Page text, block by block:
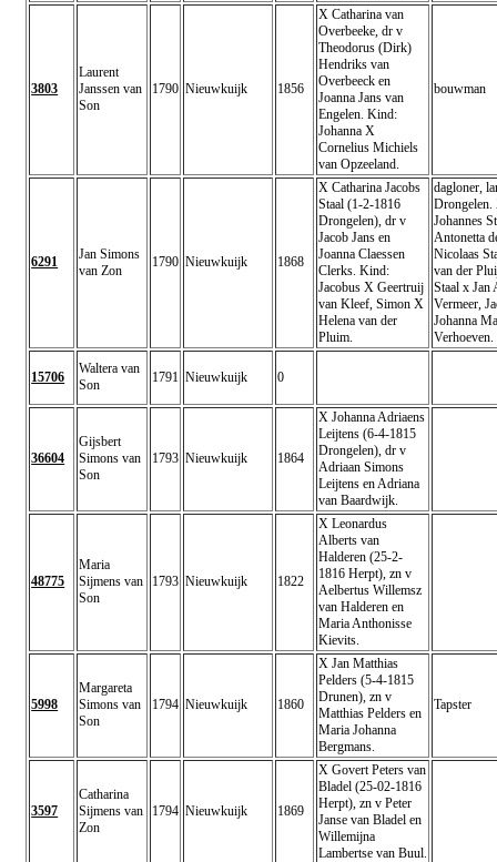
3803
Laurent
Janssen van
Son
1790 Nieuwkuijk 1856
X Catharina van
Overbeeke, dr v
Theodorus (Dirk)
Hendriks van
Overbeeck en
Joanna Jans van
Engelen. Kind:
Johanna X
Cornelius Michiels
van Opzeeland.
bouwman
6291
Jan Simons
van Zon
1790 Nieuwkuijk 1868
X Catharina Jacobs
Staal (1-2-1816
Drongelen), dr v
Jacob Jans en
Joanna Claessen
Clerks. Kind:
Jacobus X Geertruij
van Kleef, Simon X
Helena van der
Pluim.
dagloner,
Drongelen.
Johannes
Antonetta
Nicolaas
van der
Staal x Jan
Vermeer,
Johanna
Verhoeven.
15706
Waltera van
Son
1791 Nieuwkuijk 0
36604
Gijsbert
Simons van
Son
1793 Nieuwkuijk 1864
X Johanna Adriaens
Leijtens (6-4-1815
Drongelen), dr v
Adriaan Simons
Leijtens en Adriana
van Baardwijk.
48775
Maria
Sijmens van
Son
1793 Nieuwkuijk 1822
X Leonardus
Alberts van
Halderen (25-2-
1816 Herpt), zn v
Aelbertus Willemsz
van Halderen en
Maria Anthonisse
Kievits.
5998
Margareta
Simons van
Son
1794 Nieuwkuijk 1860
X Jan Matthias
Pelders (5-4-1815
Drunen), zn v
Matthias Pelders en
Maria Johanna
Bergmans.
Tapster
3597
Catharina
Sijmens van
Zon
1794 Nieuwkuijk 1869
X Govert Peters van
Bladel (25-02-1816
Herpt), zn v Peter
Janse van Bladel en
Willemijna
Lambertse van Buul.